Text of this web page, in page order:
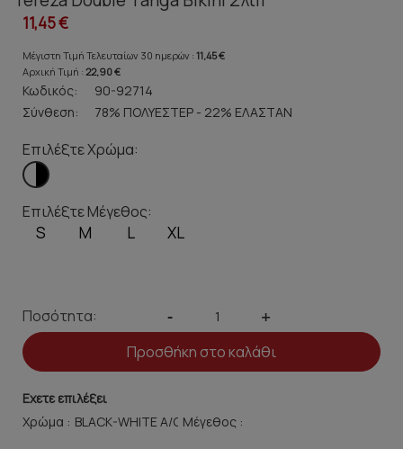
11,45 €
Μέγιστη Τιμή Τελευταίων 30 ημερών : 11,45 €
Αρχική Τιμή : 22,90 €
Κωδικός:
90-92714
Σύνθεση:
78% ΠΟΛΥΕΣΤΕΡ - 22% ΕΛΑΣΤΑΝ
Επιλέξτε Χρώμα:
Επιλέξτε Μέγεθος:
S M L XL
Ποσότητα: - +
Προσθήκη στο καλάθι
Εχετε επιλέξει
Χρώμα :
Μέγεθος :